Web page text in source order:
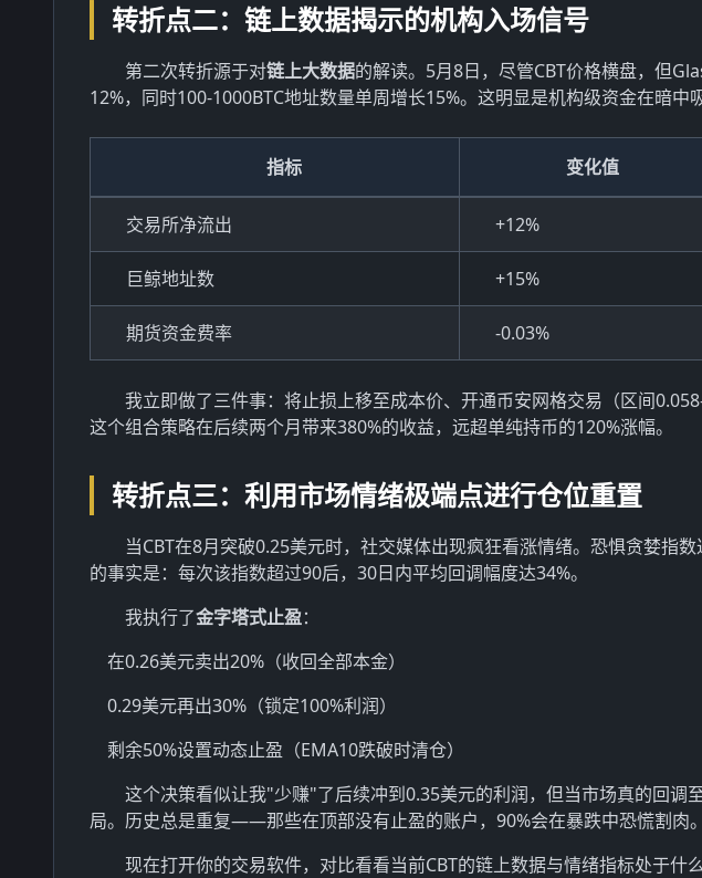
转折点二：链上数据揭示的机构入场信号
第二次转折源于对链上大数据的解读。5月8日，尽管CBT价格横盘，但
12%，同时100-1000BTC地址数量单周增长15%。这明显是机构级资金在暗中
指标 变化值
交易所净流出 +12%
巨鲸地址数 +15%
期货资金费率 -0.03%
我立即做了三件事：将止损上移至成本价、开通币安网格交易（区间
这个组合策略在后续两个月带来380%的收益，远超单纯持币的120%涨幅。
转折点三：利用市场情绪极端点进行仓位重置
当CBT在8月突破0.25美元时，社交媒体出现疯狂看涨情绪。恐惧贪婪指
的事实是：每次该指数超过90后，30日内平均回调幅度达34%。
我执行了金字塔式止盈：
在0.26美元卖出20%（收回全部本金）
0.29美元再出30%（锁定100%利润）
剩余50%设置动态止盈（EMA10跌破时清仓）
这个决策看似让我"少赚"了后续冲到0.35美元的利润，但当市场真的回调
局。历史总是重复——那些在顶部没有止盈的账户，90%会在暴跌中恐慌割肉。
现在打开你的交易软件，对比看看当前CBT的链上数据与情绪指标处于什